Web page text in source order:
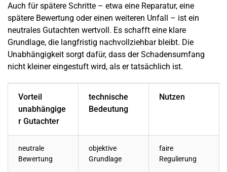
Auch für spätere Schritte – etwa eine Reparatur, eine
spätere Bewertung oder einen weiteren Unfall – ist ein
neutrales Gutachten wertvoll. Es schafft eine klare
Grundlage, die langfristig nachvollziehbar bleibt. Die
Unabhängigkeit sorgt dafür, dass der Schadensumfang
nicht kleiner eingestuft wird, als er tatsächlich ist.
Vorteil
unabhängige
r Gutachter
technische
Bedeutung
Nutzen
neutrale
Bewertung
objektive
Grundlage
faire
Regulierung